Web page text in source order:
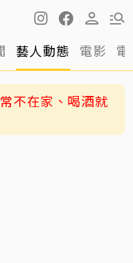
藝人動態 電影
不在家、喝酒就